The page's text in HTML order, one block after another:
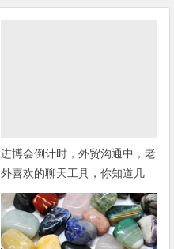
进博会倒计时，外贸沟通中，老
外喜欢的聊天工具，你知道几
种？